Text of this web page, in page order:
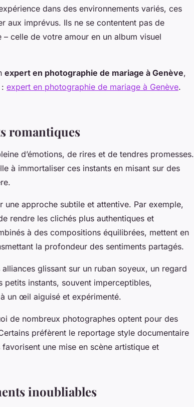
dans des environnements variés, ces
aux imprévus. Ils ne se contentent pas de
celle de votre amour en un album visuel
expert en photographie de mariage à Genève,
expert en photographie de mariage à Genève.
romantiques
d’émotions, de rires et de tendres promesses.
à immortaliser ces instants en misant sur des
une approche subtile et attentive. Par exemple,
rendre les clichés plus authentiques et
à des compositions équilibrées, mettent en
la profondeur des sentiments partagés.
alliances glissant sur un ruban soyeux, un regard
instants, souvent imperceptibles,
un œil aiguisé et expérimenté.
de nombreux photographes optent pour des
préfèrent le reportage style documentaire
une mise en scène artistique et
inoubliables